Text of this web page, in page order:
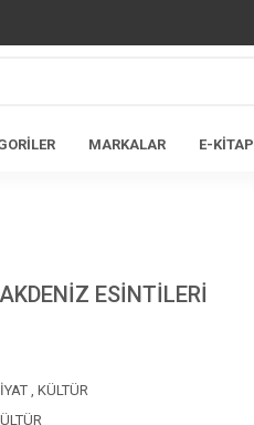
MARKALAR E-KİTAP
ESİNTİLERİ
, KÜLTÜR